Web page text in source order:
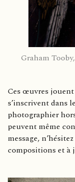
Graham
Ces œuvres
s’inscrivent dans
photographier
peuvent même
message,
compositions et à